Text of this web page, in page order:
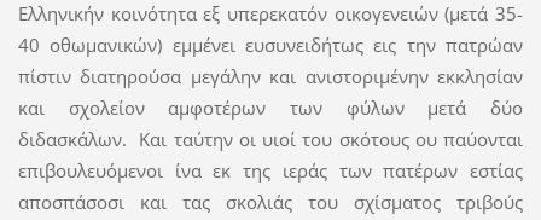
Ελληνικήν κοινότητα εξ υπερεκατόν οικογενειών (μετά 35-
40 οθωμανικών) εμμένει ευσυνειδήτως εις την πατρώαν
πίστιν διατηρούσα μεγάλην και ανιστοριμένην εκκλησίαν
και σχολείον αμφοτέρων των φύλων μετά δύο
διδασκάλων. Και ταύτην οι υιοί του σκότους ου παύονται
επιβουλευόμενοι ίνα εκ της ιεράς των πατέρων εστίας
αποσπάσοσι και τας σκολιάς του σχίσματος τριβούς